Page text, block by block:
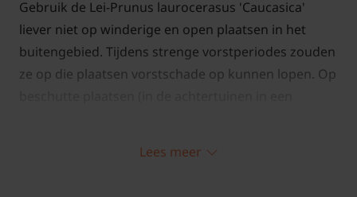
Gebruik de Lei-Prunus laurocerasus 'Caucasica'
liever niet op winderige en open plaatsen in het
buitengebied. Tijdens strenge vorstperiodes zouden
ze op die plaatsen vorstschade op kunnen lopen. Op
Lees meer